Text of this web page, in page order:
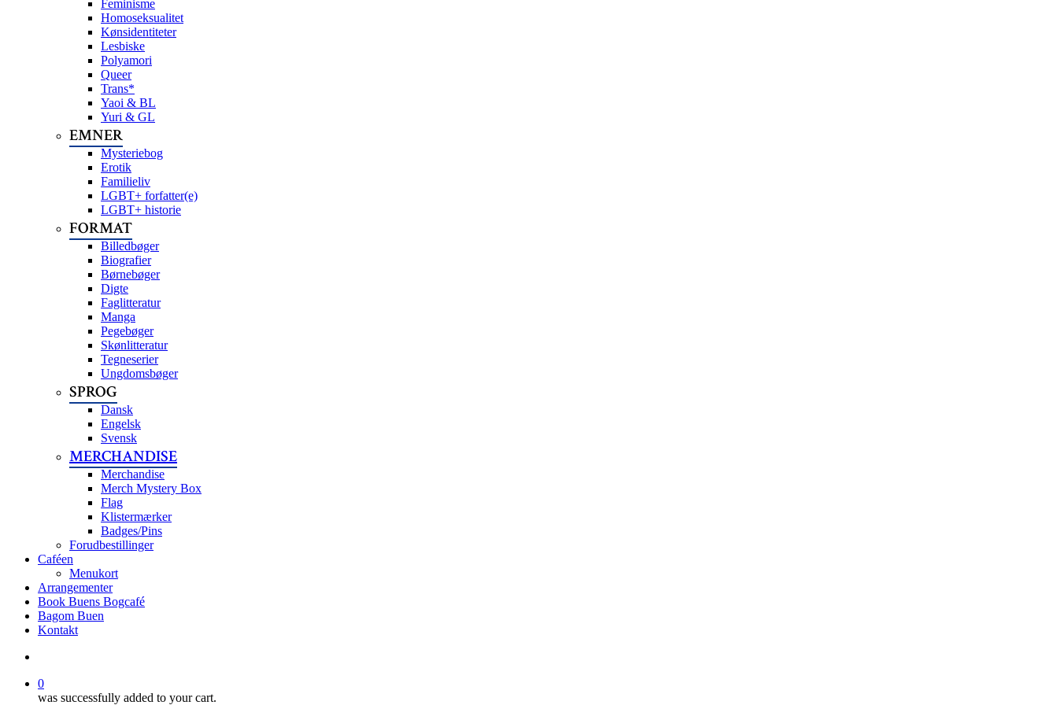
Feminisme
Homoseksualitet
Kønsidentiteter
Lesbiske
Polyamori
Queer
Trans*
Yaoi & BL
Yuri & GL
EMNER
Mysteriebog
Erotik
Familieliv
LGBT+ forfatter(e)
LGBT+ historie
FORMAT
Billedbøger
Biografier
Børnebøger
Digte
Faglitteratur
Manga
Pegebøger
Skønlitteratur
Tegneserier
Ungdomsbøger
SPROG
Dansk
Engelsk
Svensk
MERCHANDISE
Merchandise
Merch Mystery Box
Flag
Klistermærker
Badges/Pins
Forudbestillinger
Caféen
Menukort
Arrangementer
Book Buens Bogcafé
Bagom Buen
Kontakt
0
was successfully added to your cart.